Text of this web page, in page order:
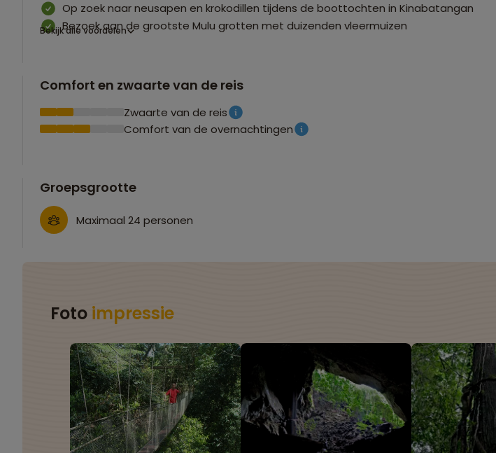
Op zoek naar neusapen en krokodillen tijdens de boottochten in Kinabatangan
Bezoek aan de grootste Mulu grotten met duizenden vleermuizen
Bekijk alle voordelen
Comfort en zwaarte van de reis
Zwaarte van de reis
Comfort van de overnachtingen
Groepsgrootte
Maximaal 24 personen
Foto impressie